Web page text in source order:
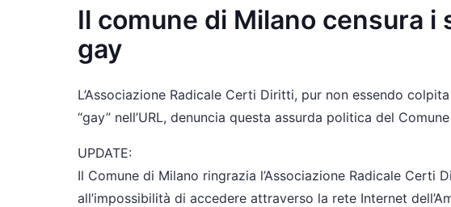
Il comune di Milano censura
gay
L’Associazione Radicale Certi Diritti, pur non essendo
“gay” nell’URL, denuncia questa assurda politica del
UPDATE:
Il Comune di Milano ringrazia l’Associazione Radicale Certi
all’impossibilità di accedere attraverso la rete Internet